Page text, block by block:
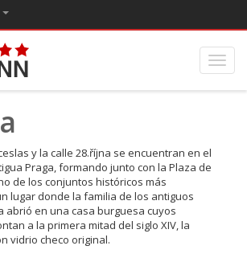
y la calle 28.října se encuentran en el
Praga, formando junto con la Plaza de
de los conjuntos históricos más
lugar donde la familia de los antiguos
abrió en una casa burguesa cuyos
a la primera mitad del siglo XIV, la
vidrio checo original.